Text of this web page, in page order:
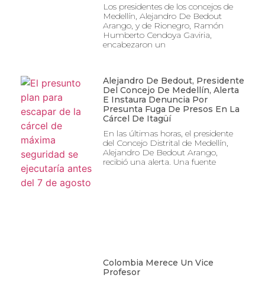
Los presidentes de los concejos de
Medellín, Alejandro De Bedout
Arango, y de Rionegro, Ramón
Humberto Cendoya Gaviria,
encabezaron un
Alejandro De Bedout, Presidente
Del Concejo De Medellín, Alerta
E Instaura Denuncia Por
Presunta Fuga De Presos En La
Cárcel De Itagüí
En las últimas horas, el presidente
del Concejo Distrital de Medellín,
Alejandro De Bedout Arango,
recibió una alerta. Una fuente
Colombia Merece Un Vice
Profesor